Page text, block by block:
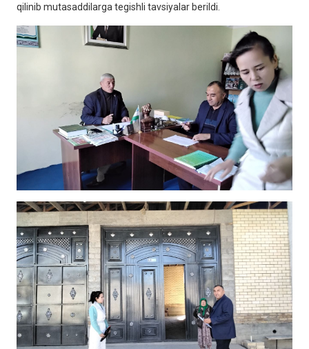
qilinib mutasaddilarga tegishli tavsiyalar berildi.